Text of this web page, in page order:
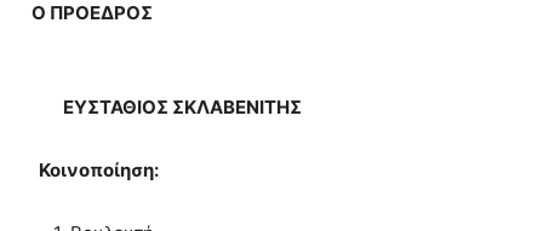
Ο ΠΡΟΕΔΡΟΣ
ΕΥΣΤΑΘΙΟΣ ΣΚΛΑΒΕΝΙΤΗΣ
Κοινοποίηση: